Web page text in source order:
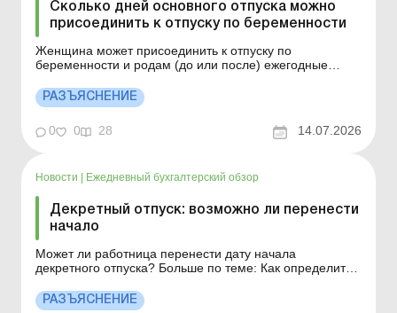
Сколько дней основного отпуска можно
присоединить к отпуску по беременности
Женщина может присоединить к отпуску по
беременности и родам (до или после) ежегодные
продолжительности независимо от периода работы на
этом предприятии в текущем рабочем году. При этом
работодатель обязан предоставить ежегодные отпуска
в срок, о котором...
РАЗЪЯСНЕНИЕ
0 0 28 14.07.2026
Новости | Ежедневный бухгалтерский обзор
Декретный отпуск: возможно ли перенести
начало
Может ли работница перенести дату начала
декретного отпуска? Больше по теме: Как определить
декретные отпуска? Женщина имеет право перенести
начало отпуска по беременности и родам на более
РАЗЪЯСНЕНИЕ